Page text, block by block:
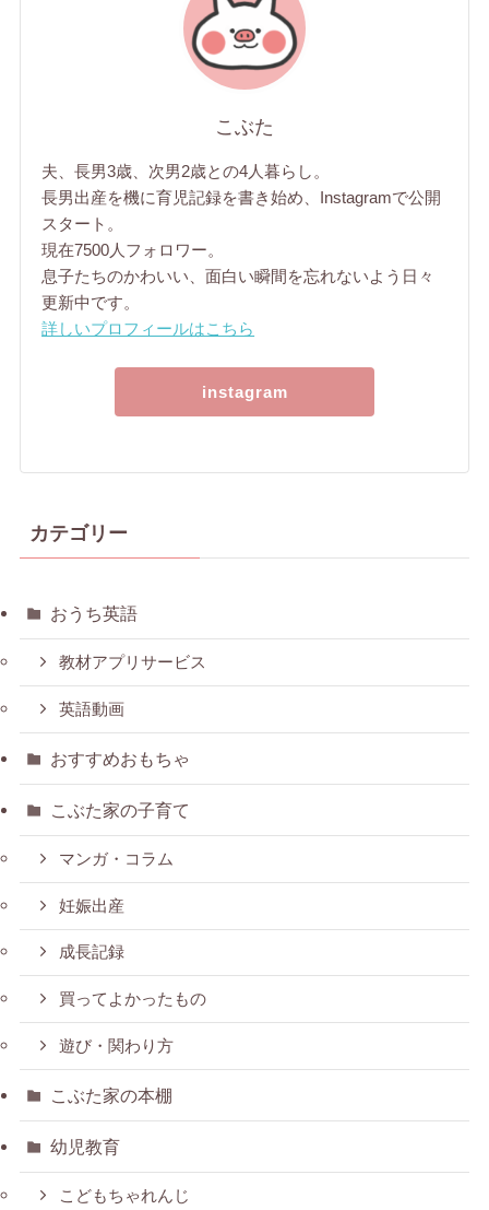
こぶた
夫、長男3歳、次男2歳との4人暮らし。
長男出産を機に育児記録を書き始め、Instagramで公開
スタート。
現在7500人フォロワー。
息子たちのかわいい、面白い瞬間を忘れないよう日々
更新中です。
詳しいプロフィールはこちら
instagram
カテゴリー
おうち英語
教材アプリサービス
英語動画
おすすめおもちゃ
こぶた家の子育て
マンガ・コラム
妊娠出産
成長記録
買ってよかったもの
遊び・関わり方
こぶた家の本棚
幼児教育
こどもちゃれんじ